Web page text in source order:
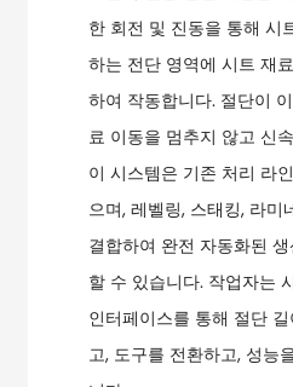
한 회전 및 진동을 통해 시
하는 전단 영역에 시트 재
하여 작동합니다. 절단이
료 이동을 멈추지 않고 신
이 시스템은 기존 처리 라
으며, 레벨링, 스태킹, 라
결합하여 완전 자동화된
할 수 있습니다. 작업자는
인터페이스를 통해 절단
고, 도구를 전환하고, 성능